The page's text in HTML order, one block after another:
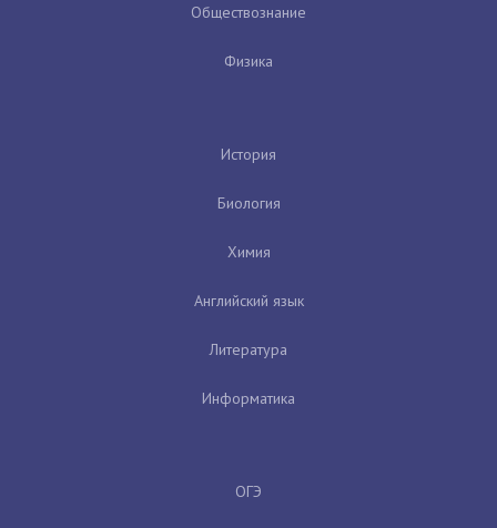
Обществознание
Физика
История
Биология
Химия
Английский язык
Литература
Информатика
ОГЭ